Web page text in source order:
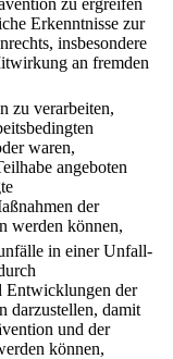
zu ergreifen
Erkenntnisse zur
insbesondere
an fremden
zu verarbeiten,
waren,
angeboten
der
werden können,
in einer Unfall-
Entwicklungen der
darzustellen, damit
und der
können,